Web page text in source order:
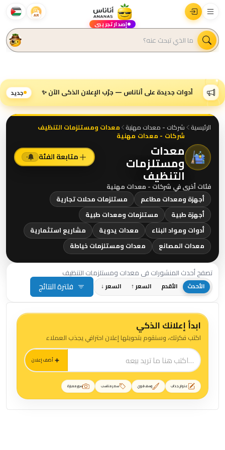
AR
إصدار تجريبي
أدوات جديدة على أناناس — جرّب الإعلان الذكي الآن ✨ جديد
الرئيسية شركات - معدات مهنية معدات ومستلزمات التنظيف
شركات - معدات مهنية
معدات
ومستلزمات
التنظيف
متابعة الفئة ٠
فئات أخرى في شركات - معدات مهنية
أجهزة ومعدات مطاعم
مستلزمات محلات تجارية
أجهزة طبية
مستلزمات ومعدات طبية
أدوات ومواد البناء
معدات يدوية
مشاريع استثمارية
معدات المصانع
معدات ومستلزمات خياطة
تصفح أحدث المنشورات في معدات ومستلزمات التنظيف
الأحدث الأقدم السعر ↑ السعر ↓ فلترة النتائج
ابدأ إعلانك الذكي
اكتب فكرتك، وسنقوم بتحويلها إعلان احترافي يجذب العملاء
أضف إعلان
عنوان جذاب وصف قوي سعر مناسب صور مميزة